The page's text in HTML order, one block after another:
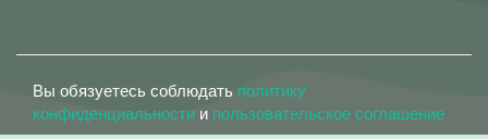
Вы обязуетесь соблюдать политику
конфиденциальности и пользовательское соглашение